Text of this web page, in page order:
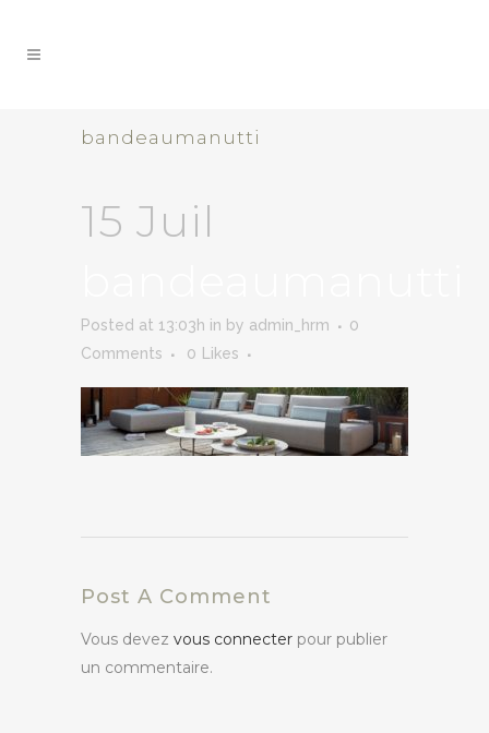
bandeaumanutti
15 Juil
Posted at 13:03h in by admin_hrm
0
Comments
0 Likes
Post A Comment
Vous devez vous connecter pour publier
un commentaire.